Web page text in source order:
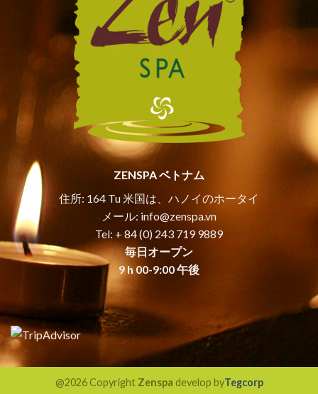
ZENSPA ベトナム
住所: 164 Tu 米国は、ハノイのホータイ
メール: info@zenspa.vn
Tel: + 84 (0) 243 719 9889
毎日オープン
9 h 00-9:00 午後
@2026 Copyright Zenspa develop byTegcorp